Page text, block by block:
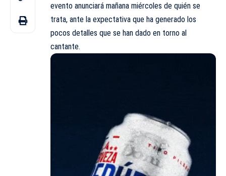
evento anunciará mañana miércoles de quién se
trata, ante la expectativa que ha generado los
pocos detalles que se han dado en torno al
cantante.